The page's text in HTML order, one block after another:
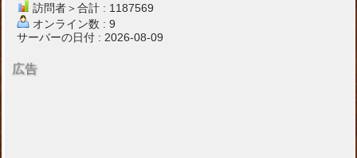
訪問者＞合計 : 1187569
オンライン数 : 9
サーバーの日付 : 2026-08-09
広告